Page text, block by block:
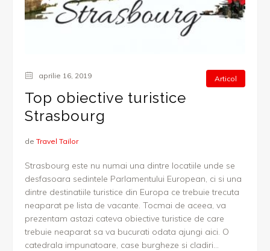
Articol
aprilie 16, 2019
Top obiective turistice
Strasbourg
de Travel Tailor
Strasbourg este nu numai una dintre locatiile unde se
desfasoara sedintele Parlamentului European, ci si una
dintre destinatiile turistice din Europa ce trebuie trecuta
neaparat pe lista de vacante. Tocmai de aceea, va
prezentam astazi cateva obiective turistice de care
trebuie neaparat sa va bucurati odata ajungi aici. O
catedrala impunatoare, case burgheze si cladiri...